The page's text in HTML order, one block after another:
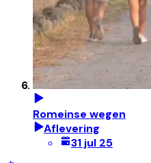
Romeinse wegen
Aflevering
31 jul 25